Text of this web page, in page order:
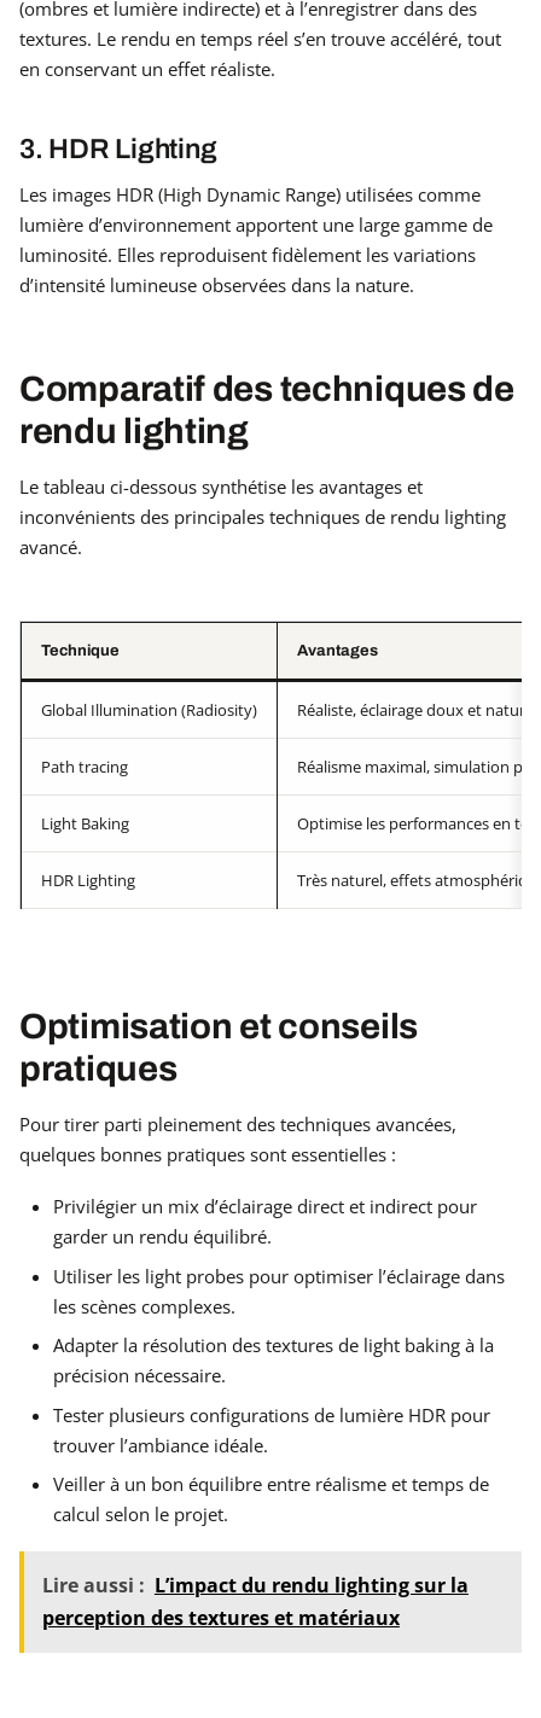
(ombres et lumière indirecte) et à l’enregistrer dans des
textures. Le rendu en temps réel s’en trouve accéléré, tout
en conservant un effet réaliste.
3. HDR Lighting
Les images HDR (High Dynamic Range) utilisées comme
lumière d’environnement apportent une large gamme de
luminosité. Elles reproduisent fidèlement les variations
d’intensité lumineuse observées dans la nature.
Comparatif des techniques de
rendu lighting
Le tableau ci-dessous synthétise les avantages et
inconvénients des principales techniques de rendu lighting
avancé.
Technique Avantages
Global Illumination (Radiosity) Réaliste, éclairage doux et naturel
Path tracing Réalisme maximal, simulation
Light Baking Optimise les performances en
HDR Lighting Très naturel, effets
Optimisation et conseils
pratiques
Pour tirer parti pleinement des techniques avancées,
quelques bonnes pratiques sont essentielles :
Privilégier un mix d’éclairage direct et indirect pour
garder un rendu équilibré.
Utiliser les light probes pour optimiser l’éclairage dans
les scènes complexes.
Adapter la résolution des textures de light baking à la
précision nécessaire.
Tester plusieurs configurations de lumière HDR pour
trouver l’ambiance idéale.
Veiller à un bon équilibre entre réalisme et temps de
calcul selon le projet.
Lire aussi : L’impact du rendu lighting sur la
perception des textures et matériaux